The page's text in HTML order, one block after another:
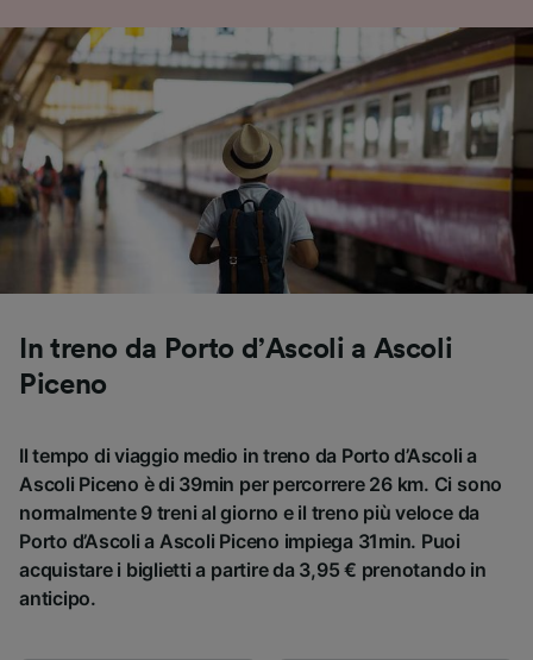
In treno da Porto d’Ascoli a Ascoli
Piceno
Il tempo di viaggio medio in treno da Porto d’Ascoli a
Ascoli Piceno è di 39min per percorrere 26 km. Ci sono
normalmente 9 treni al giorno e il treno più veloce da
Porto d’Ascoli a Ascoli Piceno impiega 31min. Puoi
acquistare i biglietti a partire da 3,95 € prenotando in
anticipo.